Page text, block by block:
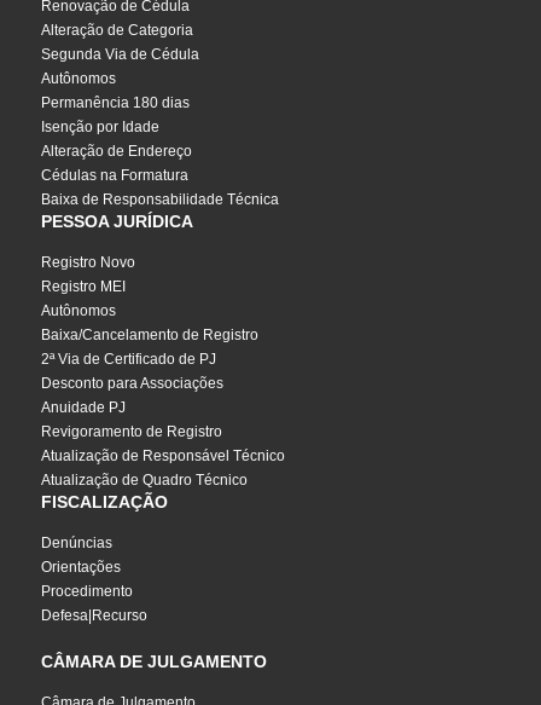
Renovação de Cédula
Alteração de Categoria
Segunda Via de Cédula
Autônomos
Permanência 180 dias
Isenção por Idade
Alteração de Endereço
Cédulas na Formatura
Baixa de Responsabilidade Técnica
PESSOA JURÍDICA
Registro Novo
Registro MEI
Autônomos
Baixa/Cancelamento de Registro
2ª Via de Certificado de PJ
Desconto para Associações
Anuidade PJ
Revigoramento de Registro
Atualização de Responsável Técnico
Atualização de Quadro Técnico
FISCALIZAÇÃO
Denúncias
Orientações
Procedimento
Defesa|Recurso
CÂMARA DE JULGAMENTO